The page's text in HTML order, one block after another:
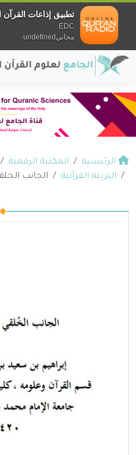
الرئيسية المكتبة الرقمية
التربية القرآنية
الجانب
تطبيق إذاعات القرآن
EDC
مجانيundefined